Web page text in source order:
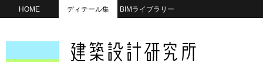
HOME ディテール集 BIMライブラリー